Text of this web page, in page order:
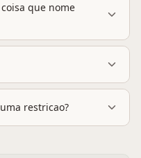
que nome
restricao?